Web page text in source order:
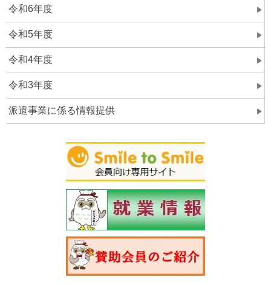
令和6年度
令和5年度
令和4年度
令和3年度
派遣事業に係る情報提供